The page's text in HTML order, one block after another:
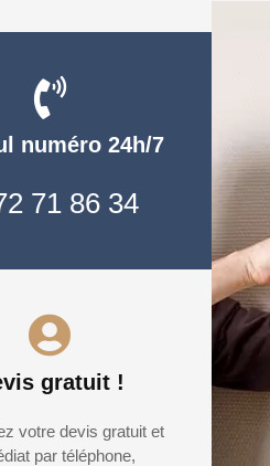
numéro 24h/7
71 86 34
gratuit !
votre devis gratuit et
par téléphone,